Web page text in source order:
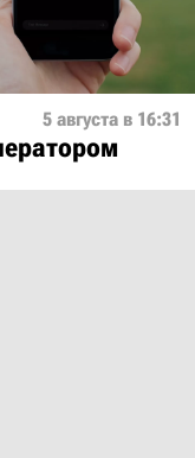
5 августа в 16:31